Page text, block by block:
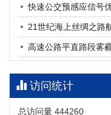
摘要 (20) HTML(
快速公交预感应信号
21世纪海上丝绸之路
访问统计
总访问量 444260